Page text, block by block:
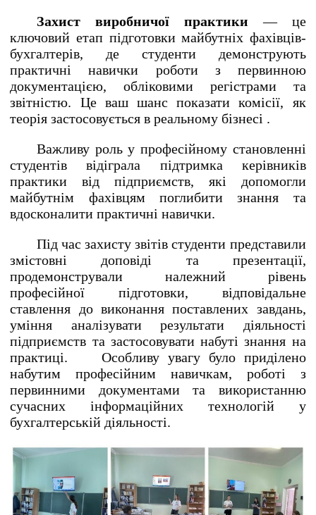
Захист виробничої практики — це
ключовий етап підготовки майбутніх фахівців-
бухгалтерів, де студенти демонструють
практичні навички роботи з первинною
документацією, обліковими регістрами та
звітністю. Це ваш шанс показати комісії, як
теорія застосовується в реальному бізнесі .
Важливу роль у професійному становленні
студентів відіграла підтримка керівників
практики від підприємств, які допомогли
майбутнім фахівцям поглибити знання та
вдосконалити практичні навички.
Під час захисту звітів студенти представили
змістовні доповіді та презентації,
продемонстрували належний рівень
професійної підготовки, відповідальне
ставлення до виконання поставлених завдань,
уміння аналізувати результати діяльності
підприємств та застосовувати набуті знання на
практиці. Особливу увагу було приділено
набутим професійним навичкам, роботі з
первинними документами та використанню
сучасних інформаційних технологій у
бухгалтерській діяльності.